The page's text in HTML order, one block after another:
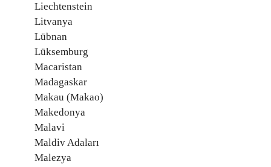
Liechtenstein
Litvanya
Lübnan
Lüksemburg
Macaristan
Madagaskar
Makau (Makao)
Makedonya
Malavi
Maldiv Adaları
Malezya